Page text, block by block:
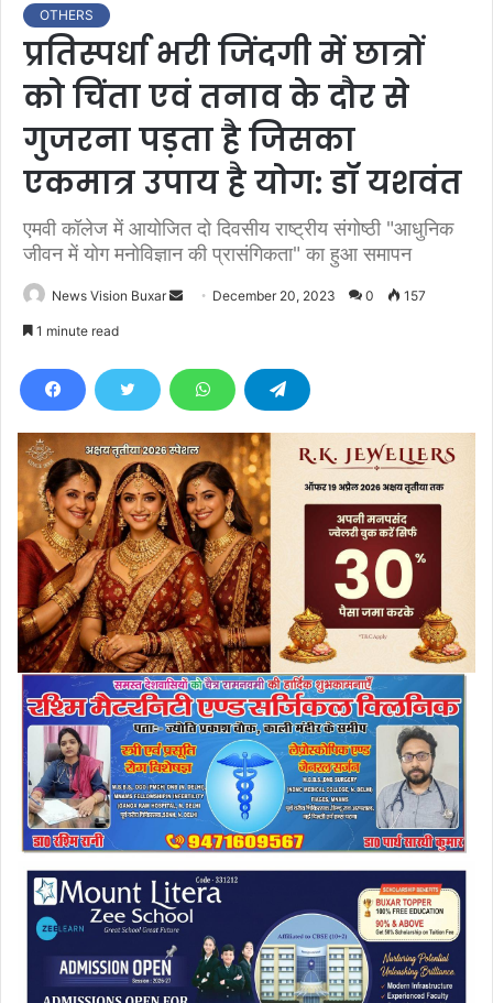
OTHERS
प्रतिस्पर्धा भरी जिंदगी में छात्रों
को चिंता एवं तनाव के दौर से
गुजरना पड़ता है जिसका
एकमात्र उपाय है योग: डॉ यशवंत
एमवी कॉलेज में आयोजित दो दिवसीय राष्ट्रीय संगोष्ठी "आधुनिक
जीवन में योग मनोविज्ञान की प्रासंगिकता" का हुआ समापन
News Vision Buxar
d
e
m
a
i
l
December 20, 2023 0 157
1 minute read